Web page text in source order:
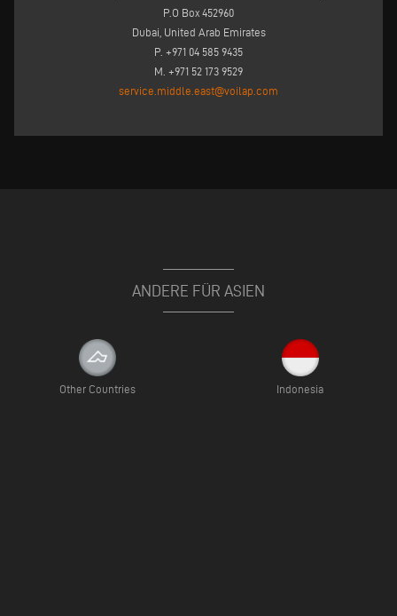
P.O Box 452960
Dubai, United Arab Emirates
P. +971 04 585 9435
M. +971 52 173 9529
service.middle.east@voilap.com
ANDERE FÜR ASIEN
Other Countries Indonesia